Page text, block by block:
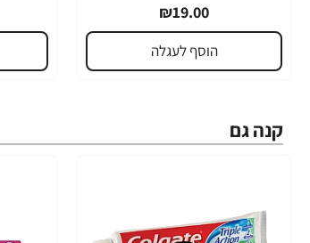
₪19.00
הוסף לעגלה
קנה גם